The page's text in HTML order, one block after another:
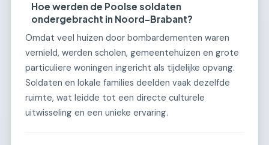
Hoe werden de Poolse soldaten
ondergebracht in Noord-Brabant?
Omdat veel huizen door bombardementen waren
vernield, werden scholen, gemeentehuizen en grote
particuliere woningen ingericht als tijdelijke opvang.
Soldaten en lokale families deelden vaak dezelfde
ruimte, wat leidde tot een directe culturele
uitwisseling en een unieke ervaring.